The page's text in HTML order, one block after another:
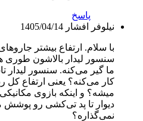
پاسخ
نیلوفر افشار 1405/04/14
با سلام. ارتفاع بیشتر
سنسور لیدار بالاشون طوری
ما گیر می‌کنه. سنسور لیدار
کار می‌کنه؟ یعنی ارتفاع
دیوار تا پد تی‌کشی رو پوشش
نمی‌گذاره؟